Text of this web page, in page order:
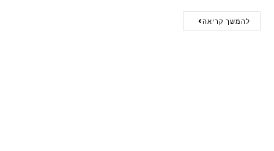
להמשך קריאה